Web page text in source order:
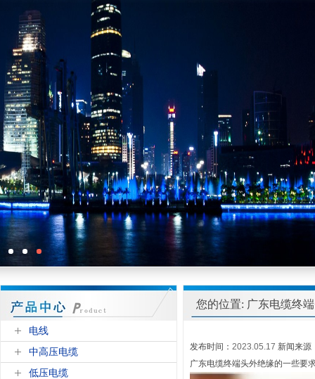
电线
中高压电缆
低压电缆
您的位置: 广东电缆终
发布时间： 2023.05.17 新闻来源
广东电缆终端头外绝缘的一些要